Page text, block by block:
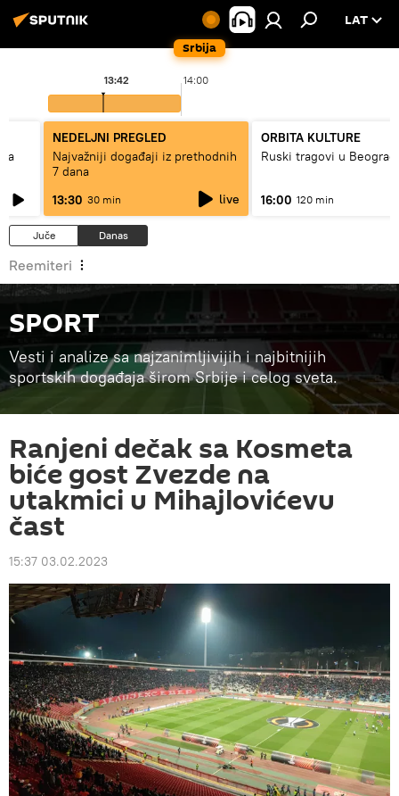
Srbija
LAT
14:00
13:42
NEDELJNI PREGLED
Najvažniji događaji iz prethodnih
7 dana
13:30 30 min live
ORBITA KULTURE
Ruski tragovi u
16:00 120 min
Juče Danas
Reemiteri
SPORT
Vesti i analize sa najzanimljivijih i najbitnijih
sportskih događaja širom Srbije i celog sveta.
Ranjeni dečak sa Kosmeta
biće gost Zvezde na
utakmici u Mihajlovićevu
čast
15:37 03.02.2023